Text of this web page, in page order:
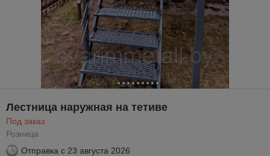
Лестница наружная на тетиве
Под заказ
Розница
Отправка с 23 августа 2026